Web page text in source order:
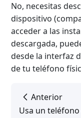
No, necesitas
dispositivo
acceder a las
descargada,
desde la interfaz
de tu teléfono
Anterior
Usa un teléfono